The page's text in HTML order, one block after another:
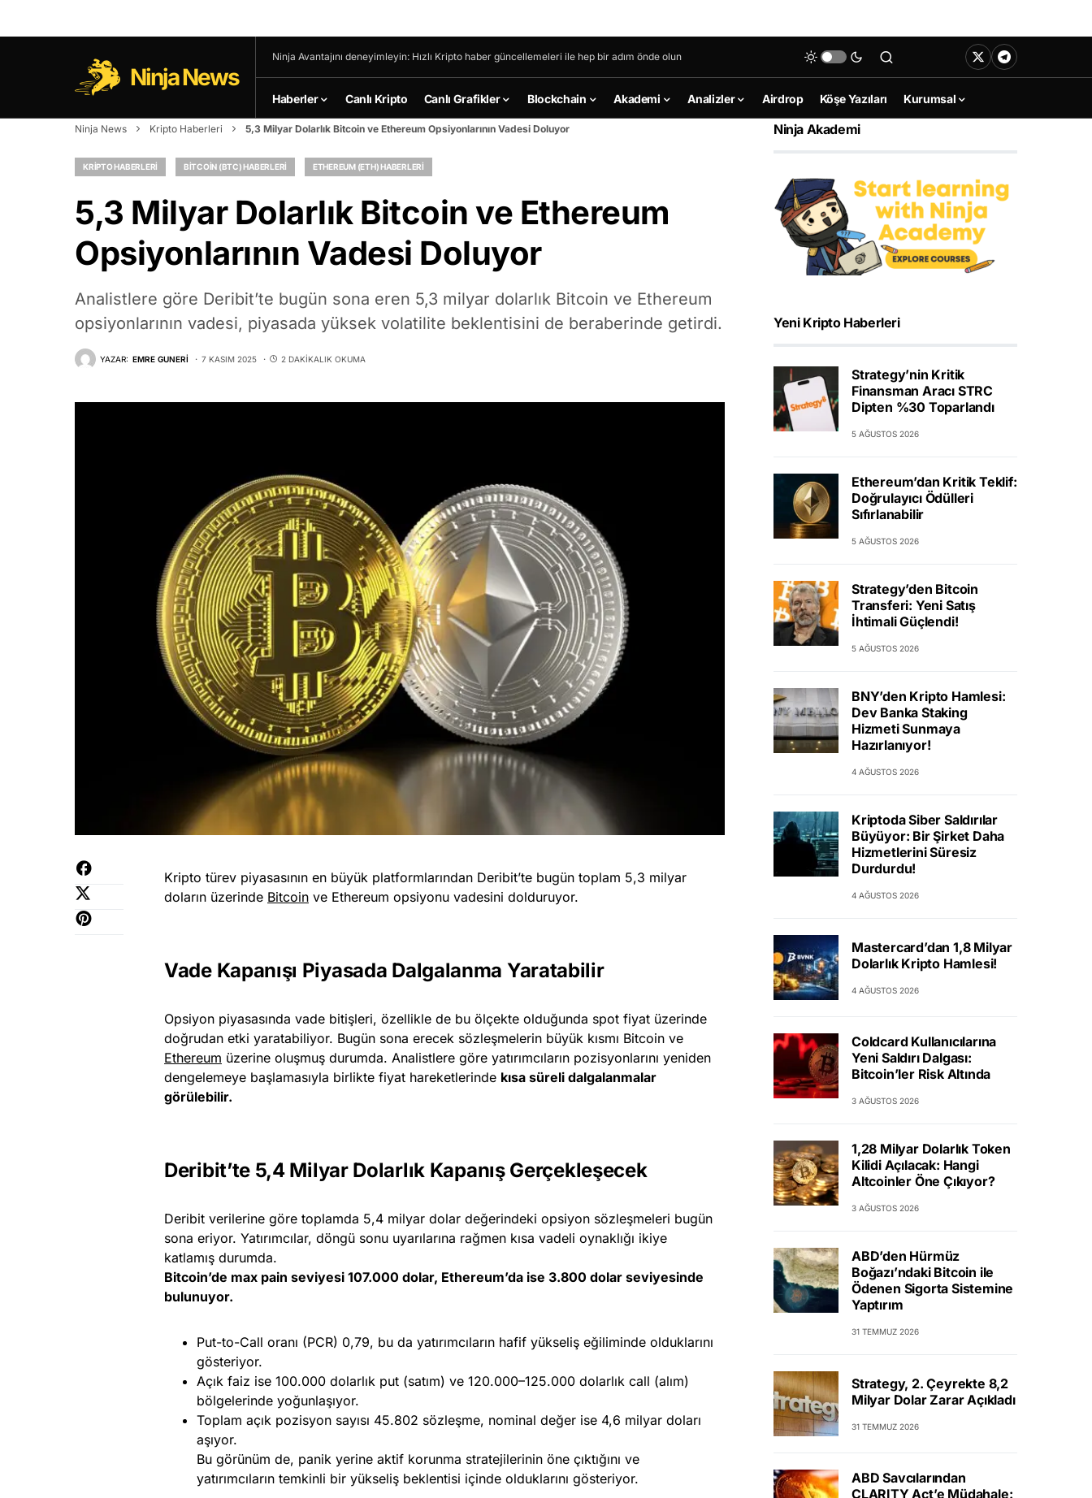
Ninja News
Ninja Avantajını deneyimleyin: Hızlı Kripto haber güncellemeleri ile hep bir adım önde olun
Haberler Canlı Kripto Canlı Grafikler Blockchain Akademi Analizler Airdrop Köşe Yazıları Kurumsal
Ninja News Kripto Haberleri 5,3 Milyar Dolarlık Bitcoin ve Ethereum Opsiyonlarının Vadesi Doluyor
KRIPTO HABERLERI BITCOIN (BTC) HABERLERI ETHEREUM (ETH) HABERLERI
5,3 Milyar Dolarlık Bitcoin ve Ethereum
Opsiyonlarının Vadesi Doluyor
Analistlere göre Deribit’te bugün sona eren 5,3 milyar dolarlık Bitcoin ve Ethereum
opsiyonlarının vadesi, piyasada yüksek volatilite beklentisini de beraberinde getirdi.
YAZAR: EMRE GUNERI 7 KASIM 2025 2 DAKIKALIK OKUMA
Kripto türev piyasasının en büyük platformlarından Deribit’te bugün toplam 5,3 milyar
doların üzerinde Bitcoin ve Ethereum opsiyonu vadesini dolduruyor.
Vade Kapanışı Piyasada Dalgalanma Yaratabilir
Opsiyon piyasasında vade bitişleri, özellikle de bu ölçekte olduğunda spot fiyat üzerinde
doğrudan etki yaratabiliyor. Bugün sona erecek sözleşmelerin büyük kısmı Bitcoin ve
Ethereum üzerine oluşmuş durumda. Analistlere göre yatırımcıların pozisyonlarını yeniden
dengelemeye başlamasıyla birlikte fiyat hareketlerinde kısa süreli dalgalanmalar
görülebilir.
Deribit’te 5,4 Milyar Dolarlık Kapanış Gerçekleşecek
Deribit verilerine göre toplamda 5,4 milyar dolar değerindeki opsiyon sözleşmeleri bugün
sona eriyor. Yatırımcılar, döngü sonu uyarılarına rağmen kısa vadeli oynaklığı ikiye
katlamış durumda.
Bitcoin’de max pain seviyesi 107.000 dolar, Ethereum’da ise 3.800 dolar seviyesinde
bulunuyor.
Put-to-Call oranı (PCR) 0,79, bu da yatırımcıların hafif yükseliş eğiliminde olduklarını
gösteriyor.
Açık faiz ise 100.000 dolarlık put (satım) ve 120.000–125.000 dolarlık call (alım)
bölgelerinde yoğunlaşıyor.
Toplam açık pozisyon sayısı 45.802 sözleşme, nominal değer ise 4,6 milyar doları
aşıyor.
Bu görünüm de, panik yerine aktif korunma stratejilerinin öne çıktığını ve
yatırımcıların temkinli bir yükseliş beklentisi içinde olduklarını gösteriyor.
Ninja Akademi
Yeni Kripto Haberleri
Strategy’nin Kritik
Finansman Aracı STRC
Dipten %30 Toparlandı
5 AĞUSTOS 2026
Ethereum’dan Kritik Teklif:
Doğrulayıcı Ödülleri
Sıfırlanabilir
5 AĞUSTOS 2026
Strategy’den Bitcoin
Transferi: Yeni Satış
İhtimali Güçlendi!
5 AĞUSTOS 2026
BNY’den Kripto Hamlesi:
Dev Banka Staking
Hizmeti Sunmaya
Hazırlanıyor!
4 AĞUSTOS 2026
Kriptoda Siber Saldırılar
Büyüyor: Bir Şirket Daha
Hizmetlerini Süresiz
Durdurdu!
4 AĞUSTOS 2026
Mastercard’dan 1,8 Milyar
Dolarlık Kripto Hamlesi!
4 AĞUSTOS 2026
Coldcard Kullanıcılarına
Yeni Saldırı Dalgası:
Bitcoin’ler Risk Altında
3 AĞUSTOS 2026
1,28 Milyar Dolarlık Token
Kilidi Açılacak: Hangi
Altcoinler Öne Çıkıyor?
3 AĞUSTOS 2026
ABD’den Hürmüz
Boğazı’ndaki Bitcoin ile
Ödenen Sigorta Sistemine
Yaptırım
31 TEMMUZ 2026
Strategy, 2. Çeyrekte 8,2
Milyar Dolar Zarar Açıkladı
31 TEMMUZ 2026
ABD Savcılarından
CLARITY Act’e Müdahale: